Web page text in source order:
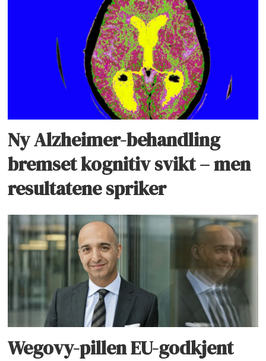
Ny Alzheimer-behandling
bremset kognitiv svikt – men
resultatene spriker
Wegovy-pillen EU-godkjent